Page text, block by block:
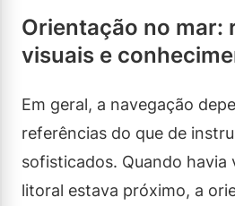
Orientação no mar:
visuais e
Em geral, a navegação
referências do que de
sofisticados. Quando havia
litoral estava próximo, a